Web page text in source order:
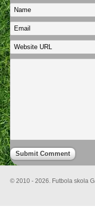
© 2010 - 2026. Futbola skola